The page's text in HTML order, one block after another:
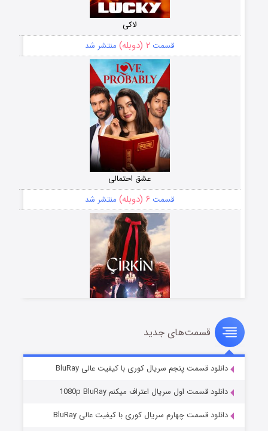
لاکی
قسمت ۲ (دوبله) منتشر شد
عشق احتمالی
قسمت ۶ (دوبله) منتشر شد
سریال زشت
قسمت۵ (زیرنویس) منتشر شد
قسمت‌های جدید
دانلود قسمت پنجم سریال کوری با کیفیت عالی BluRay
دانلود قسمت اول سریال اعتراف میکنم 1080p BluRay
دانلود قسمت چهارم سریال کوری با کیفیت عالی BluRay